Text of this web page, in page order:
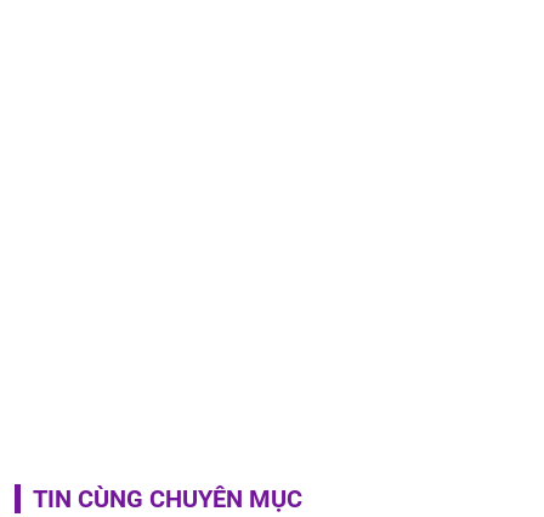
TIN CÙNG CHUYÊN MỤC